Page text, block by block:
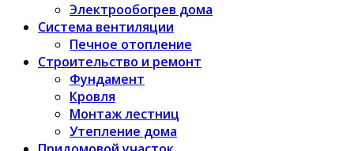
Электрообогрев дома
Система вентиляции
Печное отопление
Строительство и ремонт
Фундамент
Кровля
Монтаж лестниц
Утепление дома